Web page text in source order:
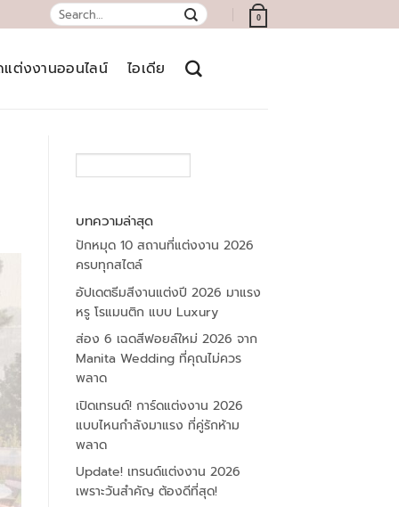
Search
for:
0
แต่งงานออนไลน์ ไอเดีย
บทความล่าสุด
ปักหมุด 10 สถานที่แต่งงาน 2026
ครบทุกสไตล์
อัปเดตธีมสีงานแต่งปี 2026 มาแรง
หรู โรแมนติก แบบ Luxury
ส่อง 6 เฉดสีฟอยล์ใหม่ 2026 จาก
Manita Wedding ที่คุณไม่ควร
พลาด
เปิดเทรนด์! การ์ดแต่งงาน 2026
แบบไหนกำลังมาแรง ที่คู่รักห้าม
พลาด
Update! เทรนด์แต่งงาน 2026
เพราะวันสำคัญ ต้องดีที่สุด!